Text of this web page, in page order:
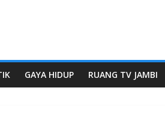
GAYA HIDUP RUANG TV JAMBI